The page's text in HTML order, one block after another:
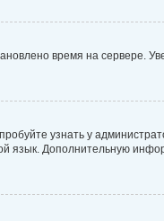
время на сервере.
узнать у
язык. Дополнительную